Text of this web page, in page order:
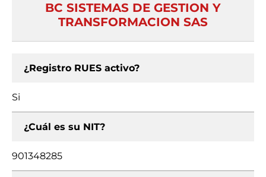
BC SISTEMAS DE GESTION Y
TRANSFORMACION SAS
¿Registro RUES activo?
Si
¿Cuál es su NIT?
901348285